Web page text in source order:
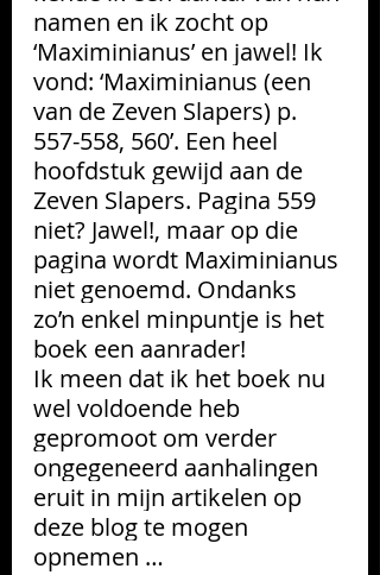
namen en ik zocht op
‘Maximinianus’ en jawel! Ik
vond: ‘Maximinianus (een
van de Zeven Slapers) p.
557-558, 560’. Een heel
hoofdstuk gewijd aan de
Zeven Slapers. Pagina 559
niet? Jawel!, maar op die
pagina wordt Maximinianus
niet genoemd. Ondanks
zo’n enkel minpuntje is het
boek een aanrader!
Ik meen dat ik het boek nu
wel voldoende heb
gepromoot om verder
ongegeneerd aanhalingen
eruit in mijn artikelen op
deze blog te mogen
opnemen …